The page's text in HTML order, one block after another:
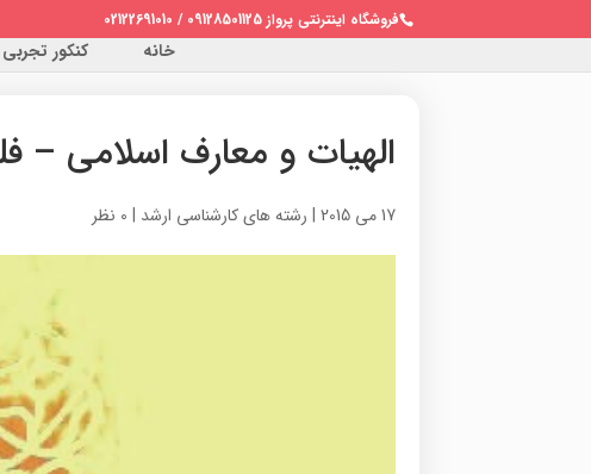
فروشگاه اینترنتی پرواز 09128501125 / 02122691010
خانه کنکور تجربی 1403
الهيات و معارف اسلامي –
17 می 2015 | رشته های کارشناسی ارشد | 0 نظر